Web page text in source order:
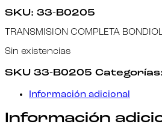
SKU: 33-B0205
TRANSMISION COMPLETA
Sin existencias
SKU 33-B0205 Categorías:
Información adicional
Información